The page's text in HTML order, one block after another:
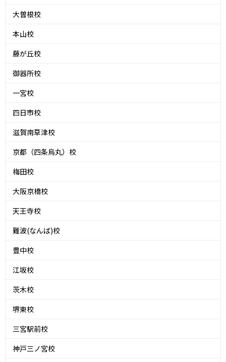
大曽根校
本山校
藤が丘校
御器所校
一宮校
四日市校
滋賀南草津校
京都（四条烏丸）校
梅田校
大阪京橋校
天王寺校
難波(なんば)校
豊中校
江坂校
茨木校
堺東校
三宮駅前校
神戸三ノ宮校